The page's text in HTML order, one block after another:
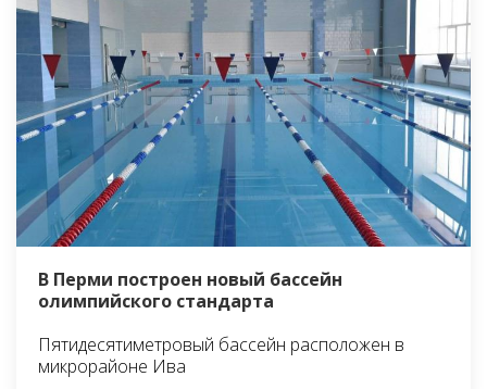
В Перми построен новый бассейн
олимпийского стандарта
Пятидесятиметровый бассейн расположен в
микрорайоне Ива